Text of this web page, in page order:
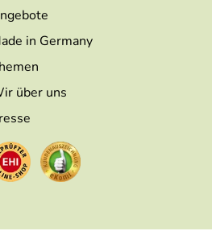
in Germany
über uns